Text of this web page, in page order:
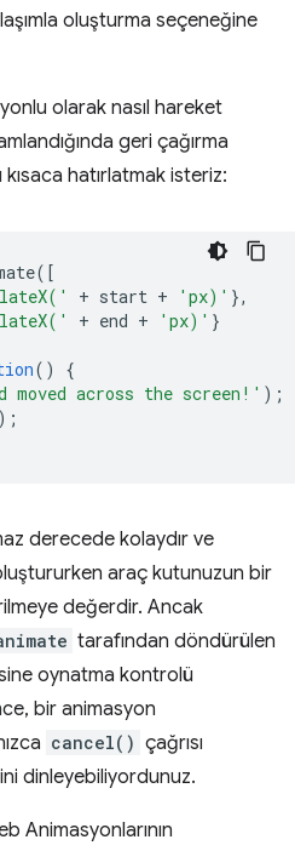
oluşturma seçeneğine
olarak nasıl hareket
geri çağırma
kısaca hatırlatmak isteriz:
([
+ start + 'px)' },
+ end + 'px)' }
()
{
moved across the screen!' );
);
derecede kolaydır ve
araç kutunuzun bir
değerdir. Ancak
tarafından döndürülen
oynatma kontrolü
bir animasyon
cancel() çağrısı
dinleyebiliyordunuz.
Animasyonlarının